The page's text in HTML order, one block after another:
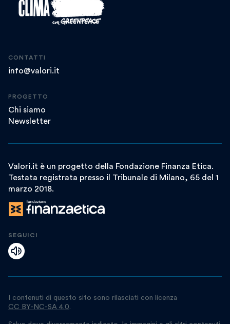
CONTATTI
info@valori.it
PROGETTO
Chi siamo
Newsletter
Valori.it è un progetto della Fondazione Finanza Etica.
Testata registrata presso il Tribunale di Milano, 65 del 1
marzo 2018.
SEGUICI
I contenuti di questo sito sono rilasciati con licenza
CC BY-NC-SA 4.0.